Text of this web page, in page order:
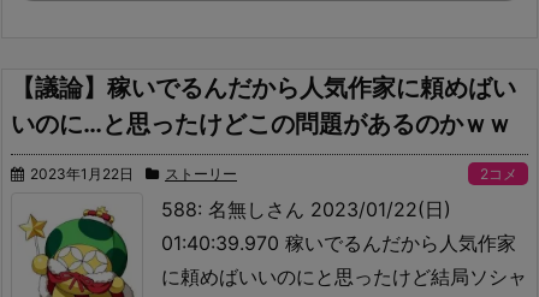
【議論】稼いでるんだから人気作家に頼めばい
いのに…と思ったけどこの問題があるのかｗｗ
2023年1月22日 ストーリー 2コメ
588: 名無しさん 2023/01/22(日)
01:40:39.970 稼いでるんだから人気作家
に頼めばいいのにと思ったけど結局ソシャ